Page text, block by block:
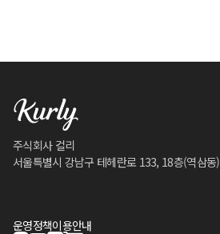
주식회사 컬리
서울특별시 강남구 테헤란로 133, 18층(역삼동)
운영정책이용안내